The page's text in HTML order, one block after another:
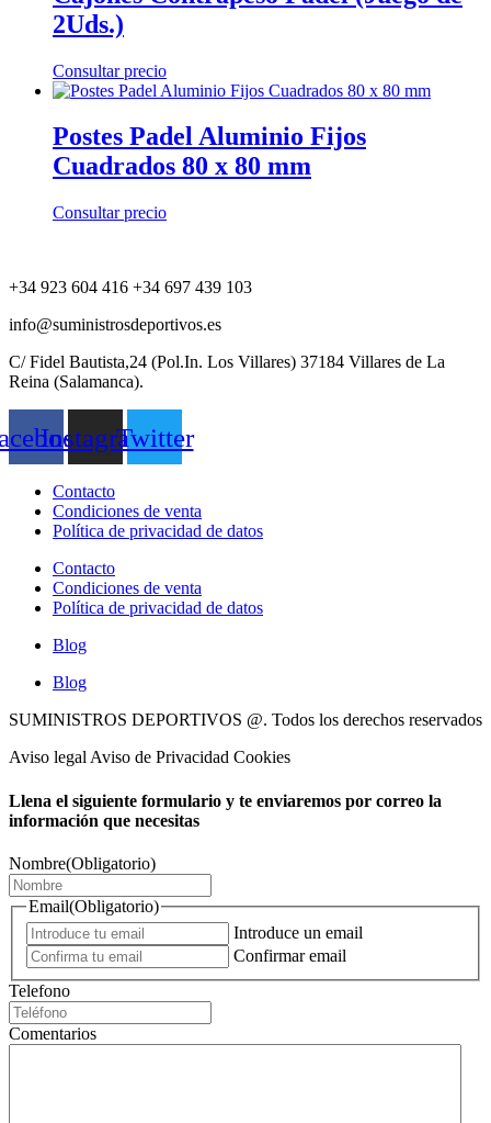
2Uds.)
Consultar precio
Postes Padel Aluminio Fijos
Cuadrados 80 x 80 mm
Consultar precio
+34 923 604 416 +34 697 439 103
info@suministrosdeportivos.es
C/ Fidel Bautista,24 (Pol.In. Los Villares) 37184 Villares de La
Reina (Salamanca).
InstagramTwitter
Contacto
Condiciones de venta
Política de privacidad de datos
Contacto
Condiciones de venta
Política de privacidad de datos
Blog
Blog
SUMINISTROS DEPORTIVOS @. Todos los derechos reservados
Aviso legal Aviso de Privacidad Cookies
Llena el siguiente formulario y te enviaremos por correo la
información que necesitas
Nombre(Obligatorio)
Email(Obligatorio)
Introduce un email
Confirmar email
Telefono
Comentarios